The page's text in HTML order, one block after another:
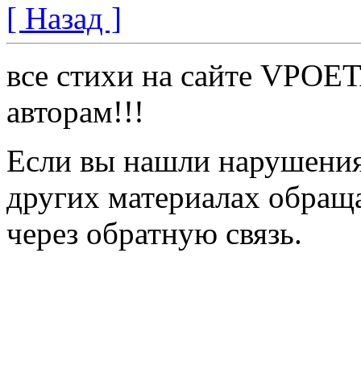
[ Назад ]
все стихи на сайте
авторам!!!
Если вы нашли
других материалах
через обратную связь.